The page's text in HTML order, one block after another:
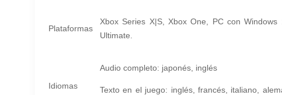
Plataformas
Xbox Series X|S, Xbox One, PC con
Ultimate.
Idiomas
Audio completo: japonés, inglés
Texto en el juego: inglés, francés, italiano,